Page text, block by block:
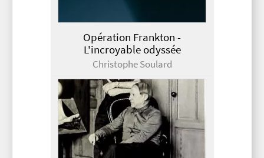
Opération Frankton -
L'incroyable odyssée
Christophe Soulard